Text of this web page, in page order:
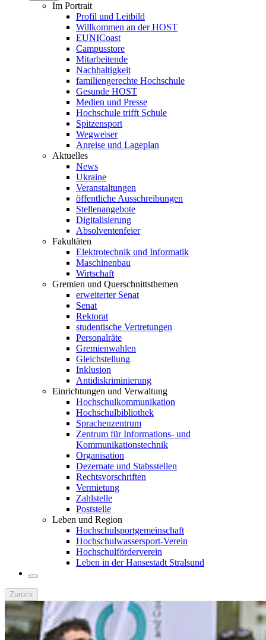
Im Portrait
Profil und Leitbild
Willkommen an der HOST
EUNICoast
Campusstore
Mitarbeitende
Nachhaltigkeit
familiengerechte Hochschule
Gesunde HOST
Medien und Presse
Hochschule trifft Schule
Spitzensport
Wegweiser
Anreise und Lageplan
Aktuelles
News
Ukraine
Veranstaltungen
öffentliche Ausschreibungen
Stellenangebote
Digitalisierung
Absolventenfeier
Fakultäten
Elektrotechnik und Informatik
Maschinenbau
Wirtschaft
Gremien und Querschnittsthemen
erweiterter Senat
Senat
Rektorat
studentische Vertretungen
Personalräte
Gremienwahlen
Gleichstellung
Inklusion
Antidiskriminierung
Einrichtungen und Verwaltung
Hochschulkommunikation
Hochschulbibliothek
Sprachenzentrum
Zentrum für Informations- und
Kommunikationstechnik
Organisation
Dezernate und Stabsstellen
Rechtsvorschriften
Vermietung
Zahlstelle
Poststelle
Leben und Region
Hochschulsportgemeinschaft
Hochschulwassersport-Verein
Hochschulförderverein
Leben in der Hansestadt Stralsund
Zurück